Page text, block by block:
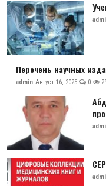
Перечень научных
admin Август 16, 2025 0